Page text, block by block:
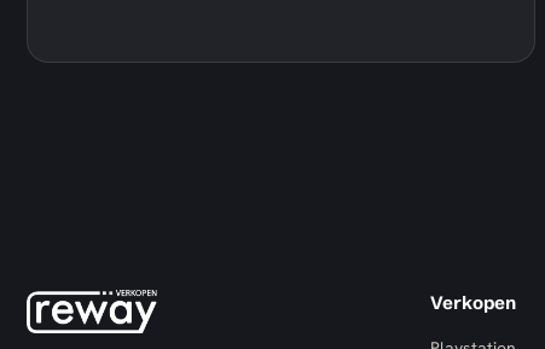
Verkopen